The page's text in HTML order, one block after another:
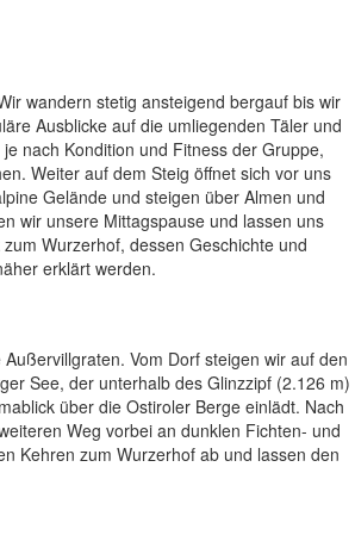
wandern stetig ansteigend bergauf bis wir
Ausblicke auf die umliegenden Täler und
nach Kondition und Fitness der Gruppe,
Weiter auf dem Steig öffnet sich vor uns
Gelände und steigen über Almen und
wir unsere Mittagspause und lassen uns
Wurzerhof, dessen Geschichte und
erklärt werden.
Vom Dorf steigen wir auf den
See, der unterhalb des Glinzzipf (2.126 m)
über die Ostiroler Berge einlädt. Nach
Weg vorbei an dunklen Fichten- und
Kehren zum Wurzerhof ab und lassen den